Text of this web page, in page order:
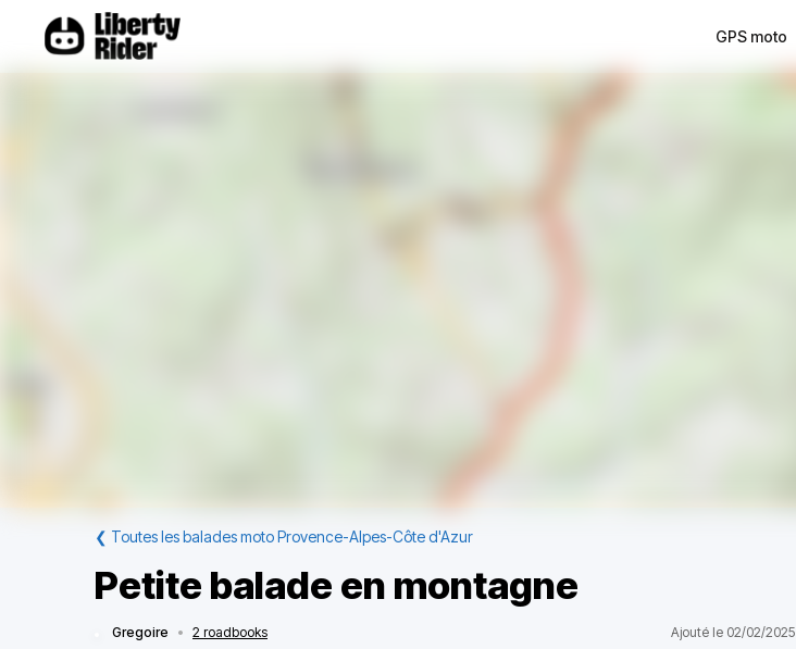
GPS moto
❮ Toutes les balades moto Provence-Alpes-Côte d'Azur
Petite balade en montagne
Gregoire • 2 roadbooks Ajouté le 02/02/2025